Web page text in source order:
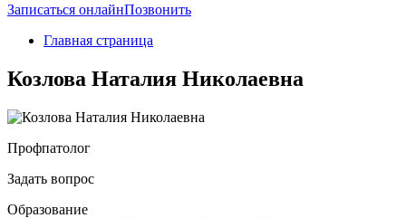
Записаться онлайнПозвонить
Главная страница
Козлова Наталия Николаевна
Профпатолог
Задать вопрос
Образование